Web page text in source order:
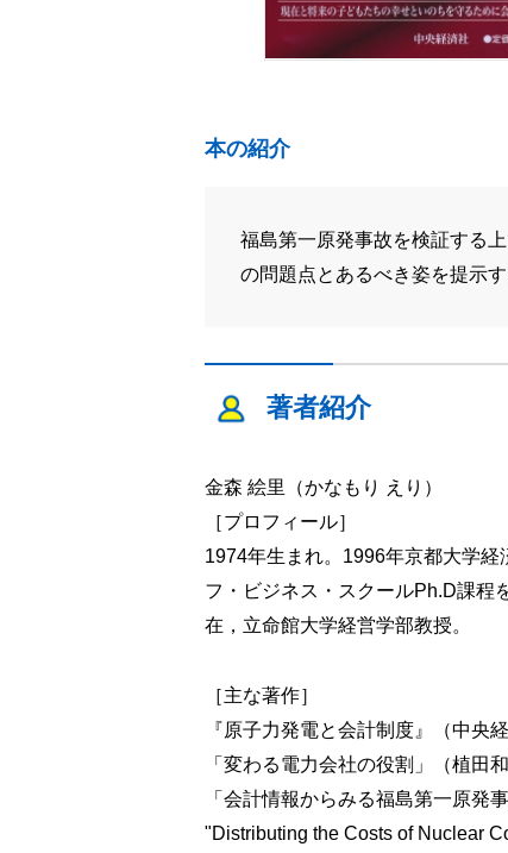
本の紹介
福島第一原発事故を検証する
の問題点とあるべき姿を提示す
著者紹介
金森 絵里（かなもり えり）
［プロフィール］
1974年生まれ。1996年京都大学
フ・ビジネス・スクールPh.D課程
在，立命館大学経営学部教授。
［主な著作］
『原子力発電と会計制度』（中央
「変わる電力会社の役割」（植田
「会計情報からみる福島第一原発
"Distributing the Costs of Nuclear